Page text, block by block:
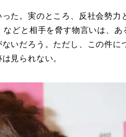
た。実のところ、反社会勢力
どと相手を脅す物言いは、あ
いだろう。ただし、この件に
見られない。